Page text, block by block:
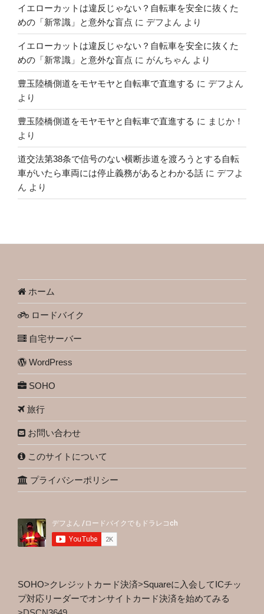
イエローカットは違反じゃない？自転車を安全に抜くた
めの「新常識」と意外な盲点 に デフよん より
イエローカットは違反じゃない？自転車を安全に抜くた
めの「新常識」と意外な盲点 に がんちゃん より
豊玉陸橋側道をモヤモヤと自転車で直進する に デフよん
より
豊玉陸橋側道をモヤモヤと自転車で直進する に まじか！
より
道交法第38条で信号のない横断歩道を渡ろうとする自転
車がいたら車両には停止義務があるとわかる話 に デフよ
ん より
ホーム
ロードバイク
自宅サーバー
WordPress
SOHO
旅行
お問い合わせ
このサイトについて
プライバシーポリシー
SOHO>クレジットカード決済>Squareに入会してICチッ
プ対応リーダーでオンサイトカード決済を始めてみる